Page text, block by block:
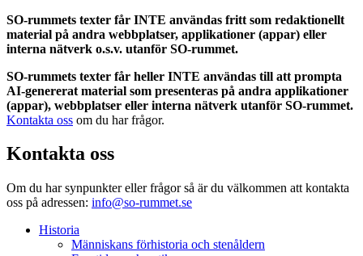
SO-rummets texter får INTE användas fritt som redaktionellt
material på andra webbplatser, applikationer (appar) eller
interna nätverk o.s.v. utanför SO-rummet.
SO-rummets texter får heller INTE användas till att prompta
AI-genererat material som presenteras på andra applikationer
(appar), webbplatser eller interna nätverk utanför SO-rummet.
Kontakta oss om du har frågor.
Kontakta oss
Om du har synpunkter eller frågor så är du välkommen att kontakta
oss på adressen: info@so-rummet.se
Historia
Människans förhistoria och stenåldern